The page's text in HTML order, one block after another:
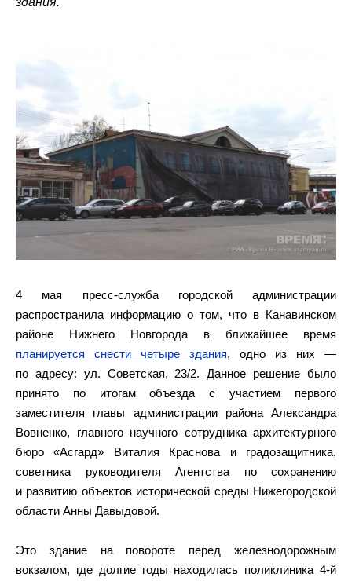
4 мая пресс-служба городской администрации
распространила информацию о том, что в Канавинском
районе Нижнего Новгорода в ближайшее время
планируется снести четыре здания, одно из них —
по адресу: ул. Советская, 23/2. Данное решение было
принято по итогам объезда с участием первого
заместителя главы администрации района Александра
Вовненко, главного научного сотрудника архитектурного
бюро «Асгард» Виталия Краснова и градозащитника,
советника руководителя Агентства по сохранению
и развитию объектов исторической среды Нижегородской
области Анны Давыдовой.
Это здание на повороте перед железнодорожным
вокзалом, где долгие годы находилась поликлиника 4-й